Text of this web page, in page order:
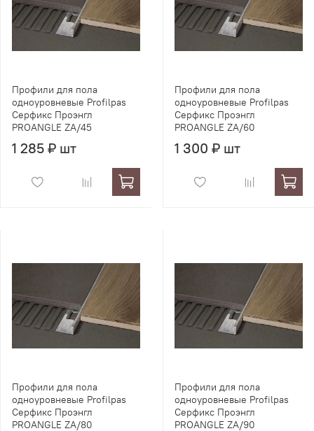
Профили для пола
одноуровневые Profilpas
Серфикс Проэнгл
PROANGLE ZA/45
1 285 ₽ шт
Профили для пола
одноуровневые Profilpas
Серфикс Проэнгл
PROANGLE ZA/60
1 300 ₽ шт
Профили для пола
одноуровневые Profilpas
Серфикс Проэнгл
PROANGLE ZA/80
Профили для пола
одноуровневые Profilpas
Серфикс Проэнгл
PROANGLE ZA/90